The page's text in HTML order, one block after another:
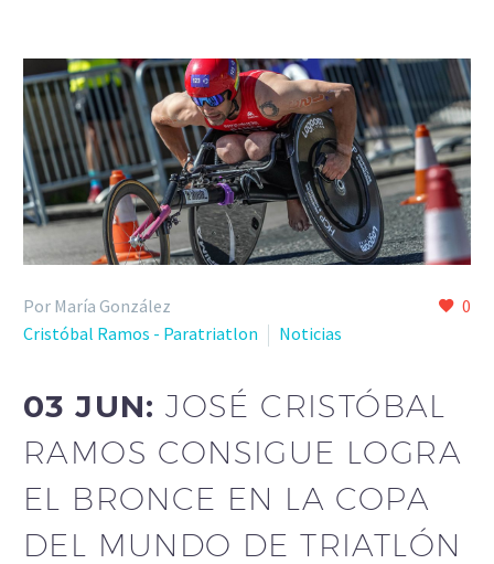
0
Por María González
Cristóbal Ramos - Paratriatlon
Noticias
03 JUN:JOSÉ CRISTÓBAL
RAMOS CONSIGUE LOGRA
EL BRONCE EN LA COPA
DEL MUNDO DE TRIATLÓN